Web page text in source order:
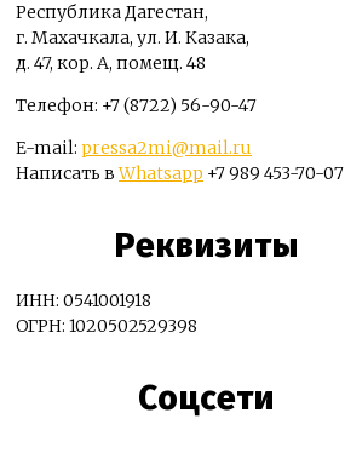
Республика Дагестан,
г. Махачкала, ул. И. Казака,
д. 47, кор. А, помещ. 48
Телефон: +7 (8722) 56-90-47
E-mail: pressa2mi@mail.ru
Написать вWhatsapp +7 989 453-70-07
Реквизиты
ИНН: 0541001918
ОГРН: 1020502529398
Соцсети